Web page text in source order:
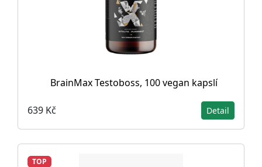
BrainMax Testoboss, 100 vegan kapslí
639 Kč Detail
TOP